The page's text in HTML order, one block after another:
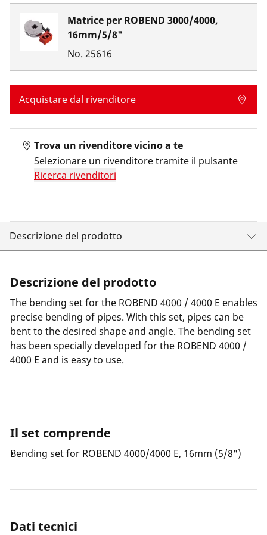
Matrice per ROBEND 3000/4000,
16mm/5/8"
No. 25616
Acquistare dal rivenditore
Trova un rivenditore vicino a te
Selezionare un rivenditore tramite il pulsante
Ricerca rivenditori
Descrizione del prodotto
Descrizione del prodotto
The bending set for the ROBEND 4000 / 4000 E enables
precise bending of pipes. With this set, pipes can be
bent to the desired shape and angle. The bending set
has been specially developed for the ROBEND 4000 /
4000 E and is easy to use.
Il set comprende
Bending set for ROBEND 4000/4000 E, 16mm (5/8")
Dati tecnici